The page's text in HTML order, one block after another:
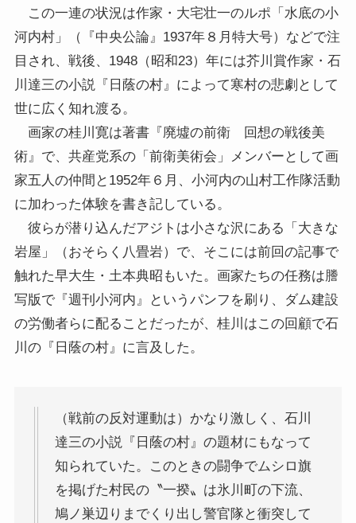
この一連の状況は作家・大宅壮一のルポ「水底の小
河内村」（『中央公論』1937年８月特大号）などで注
目され、戦後、1948（昭和23）年には芥川賞作家・石
川達三の小説『日蔭の村』によって寒村の悲劇として
世に広く知れ渡る。
画家の桂川寛は著書『廃墟の前衛 回想の戦後美
術』で、共産党系の「前衛美術会」メンバーとして画
家五人の仲間と1952年６月、小河内の山村工作隊活動
に加わった体験を書き記している。
彼らが潜り込んだアジトは小さな沢にある「大きな
岩屋」（おそらく八畳岩）で、そこには前回の記事で
触れた早大生・土本典昭もいた。画家たちの任務は謄
写版で『週刊小河内』というパンフを刷り、ダム建設
の労働者らに配ることだったが、桂川はこの回顧で石
川の『日蔭の村』に言及した。
（戦前の反対運動は）かなり激しく、石川
達三の小説『日蔭の村』の題材にもなって
知られていた。このときの闘争でムシロ旗
を掲げた村民の〝一揆〟は氷川町の下流、
鳩ノ巣辺りまでくり出し警官隊と衝突して